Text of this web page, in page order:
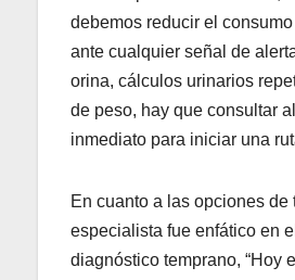
debemos reducir el
ante cualquier señal de
orina, cálculos urinarios
de peso, hay que consultar
inmediato para iniciar una
En cuanto a las opciones de
especialista fue enfático en
diagnóstico temprano, “Hoy